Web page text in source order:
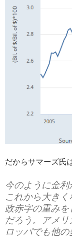
だからサマーズ氏
今のように金
これから大き
政赤字の重み
だろう。アメ
ロッパでも他の